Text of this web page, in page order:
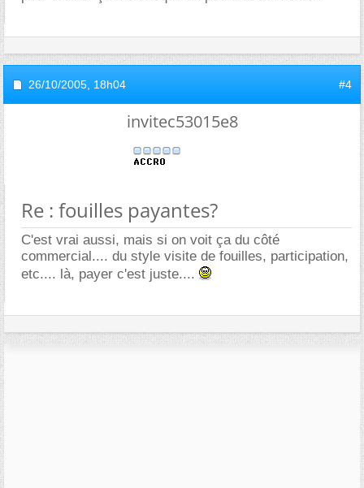
26/10/2005, 18h04 #4
invitec53015e8
Re : fouilles payantes?
C'est vrai aussi, mais si on voit ça du côté
commercial.... du style visite de fouilles, participation,
etc.... là, payer c'est juste....